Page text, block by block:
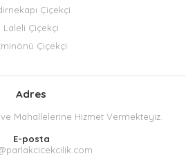
Çiçekçi
Laleli Çiçekçi
Çiçekçi
Adres
ve Mahallelerine Hizmet Vermekteyiz.
E-posta